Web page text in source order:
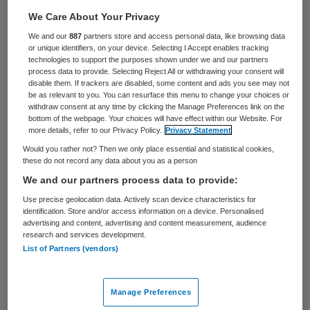
Roy Rempe is gestart als nieuwe algemeen
directeur van de Mauritsklinieken. Roy
Rempe startte zijn loopbaan bij KPN en
We Care About Your Privacy
We and our887 partners store and access personal data, like browsing data
or unique identifiers, on your device. Selecting I Accept enables tracking
technologies to support the purposes shown under we and our partners
process data to provide. Selecting Reject All or withdrawing your consent will
disable them. If trackers are disabled, some content and ads you see may not
be as relevant to you. You can resurface this menu to change your choices or
withdraw consent at any time by clicking the Manage Preferences link on the
bottom of the webpage. Your choices will have effect within our Website. For
more details, refer to our Privacy Policy.
Privacy Statement
Would you rather not? Then we only place essential and statistical cookies,
these do not record any data about you as a person
We and our partners process data to provide:
Use precise geolocation data. Actively scan device characteristics for
identification. Store and/or access information on a device. Personalised
advertising and content, advertising and content measurement, audience
research and services development.
List of Partners (vendors)
Manage Preferences